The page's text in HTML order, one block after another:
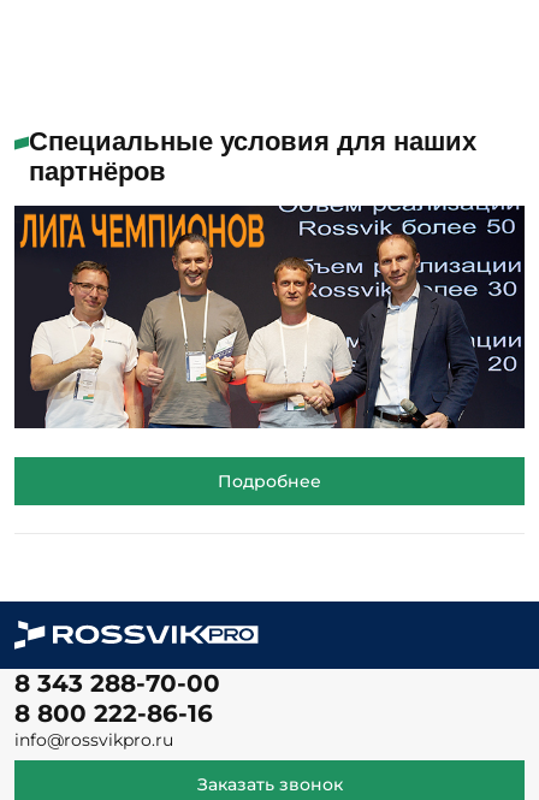
Специальные условия для наших
партнёров
Подробнее
8 343 288-70-00
8 800 222-86-16
info@rossvikpro.ru
Заказать звонок